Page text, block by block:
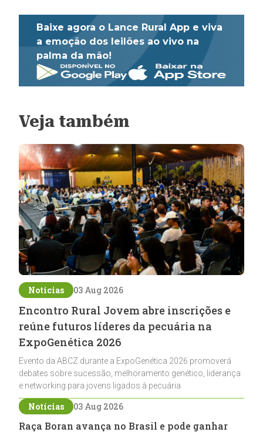
Baixe agora o Lance Rural App e viva
a emoção dos leilões ao vivo na
palma da mão!
Veja também
Notícias 03 Aug 2026
Encontro Rural Jovem abre inscrições e
reúne futuros líderes da pecuária na
ExpoGenética 2026
Evento da ABCZ durante a ExpoGenética 2026 promoverá
debates sobre sucessão, melhoramento genético, liderança
e networking para jovens ligados à pecuária
Notícias 03 Aug 2026
Raça Boran avança no Brasil e pode ganhar